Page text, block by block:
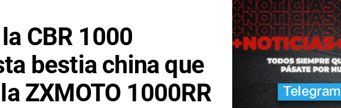
CBR 1000
bestia china que
ZXMOTO 1000RR